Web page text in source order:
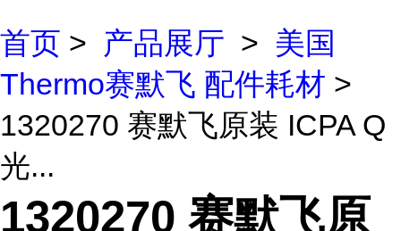
首页 > 产品展厅 > 美国
Thermo赛默飞 配件耗材 >
1320270 赛默飞原装 ICPA Q
光...
1320270 赛默飞原